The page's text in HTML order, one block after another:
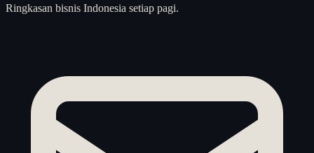
Ringkasan bisnis Indonesia setiap pagi.